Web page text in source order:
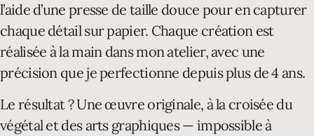
l’aide d’une presse de taille douce pour en capturer
chaque détail sur papier. Chaque création est
réalisée à la main dans mon atelier, avec une
précision que je perfectionne depuis plus de 4 ans.
Le résultat ? Une œuvre originale, à la croisée du
végétal et des arts graphiques — impossible à